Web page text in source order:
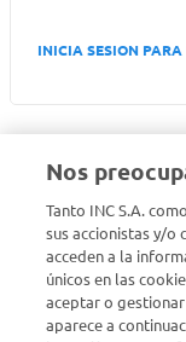
INICIA SESION PARA
Seguinos en :
Estamos para
¿Tenés una
Nos
Tanto INC S.A.
sus accionistas y/
acceden a la
únicos en las
aceptar o
aparece a